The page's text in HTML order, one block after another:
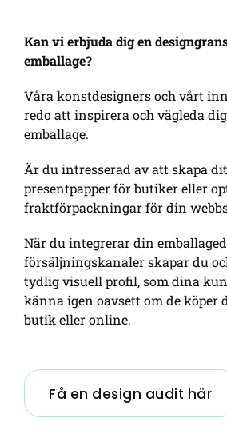
Kan vi erbjuda dig en
emballage?
Våra konstdesigners och vårt
redo att inspirera och vägleda
emballage.
Är du intresserad av att skapa
presentpapper för butiker eller
fraktförpackningar för din
När du integrerar din
försäljningskanaler skapar du
tydlig visuell profil, som dina
känna igen oavsett om de köper
butik eller online.
Få en design audit här